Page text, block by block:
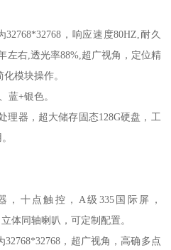
，响应速度80HZ,耐久
左右,透光率88%,超广视角，定位精
模块操作。
蓝+银色。
理器，超大储存固态128G硬盘，工
，十点触控，A级335国际屏，
体同轴喇叭，可定制配置。
，超广视角，高确多点